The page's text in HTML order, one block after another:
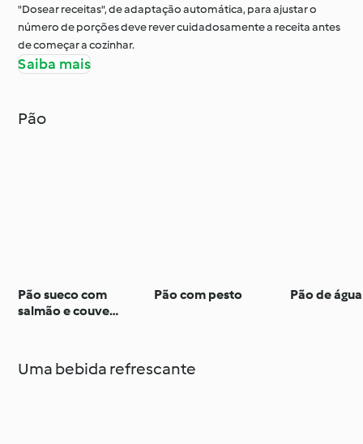
"Dosear receitas", de adaptação automática, para ajustar o
número de porções deve rever cuidadosamente a receita antes
de começar a cozinhar.
Saiba mais
Pão
Pão sueco com
salmão e couve
Pão com pesto Pão de água
Uma bebida refrescante